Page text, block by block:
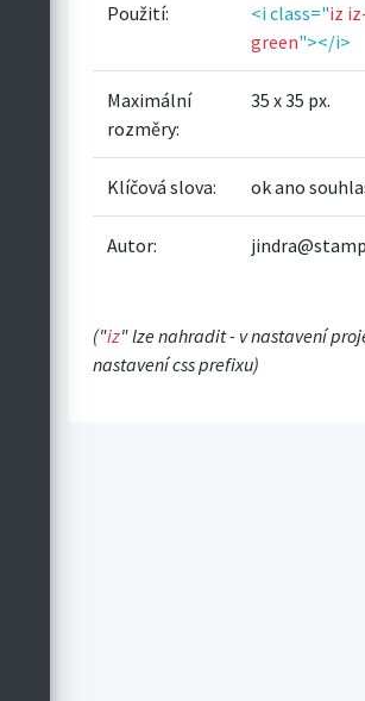
Použití: <i class="iz
green"></i>
Maximální
rozměry:
35 x 35 px.
Klíčová slova: ok ano
Autor:
("iz" lze nahradit - v nastavení
nastavení css prefixu)